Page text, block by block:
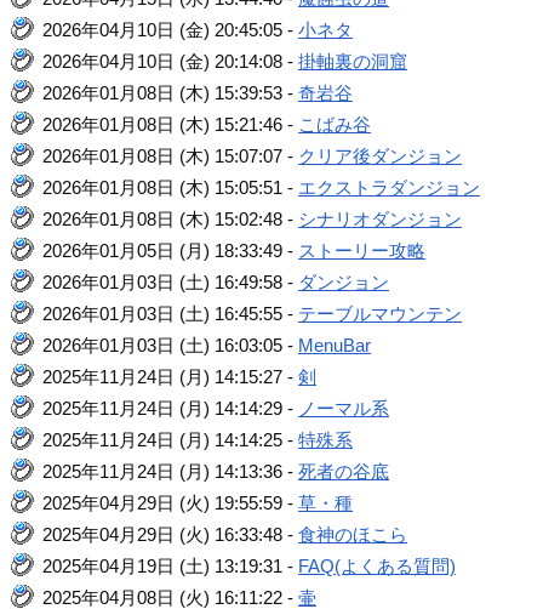
2026年04月10日 (金) 20:45:05 -小ネタ
2026年04月10日 (金) 20:14:08 -掛軸裏の洞窟
2026年01月08日 (木) 15:39:53 -奇岩谷
2026年01月08日 (木) 15:21:46 - こばみ谷
2026年01月08日 (木) 15:07:07 - クリア後ダンジョン
2026年01月08日 (木) 15:05:51 - エクストラダンジョン
2026年01月08日 (木) 15:02:48 - シナリオダンジョン
2026年01月05日 (月) 18:33:49 - ストーリー攻略
2026年01月03日 (土) 16:49:58 - ダンジョン
2026年01月03日 (土) 16:45:55 - テーブルマウンテン
2026年01月03日 (土) 16:03:05 - MenuBar
2025年11月24日 (月) 14:15:27 -剣
2025年11月24日 (月) 14:14:29 - ノーマル系
2025年11月24日 (月) 14:14:25 -特殊系
2025年11月24日 (月) 14:13:36 -死者の谷底
2025年04月29日 (火) 19:55:59 -草・種
2025年04月29日 (火) 16:33:48 -食神のほこら
2025年04月19日 (土) 13:19:31 - FAQ(よくある質問)
2025年04月08日 (火) 16:11:22 -壷